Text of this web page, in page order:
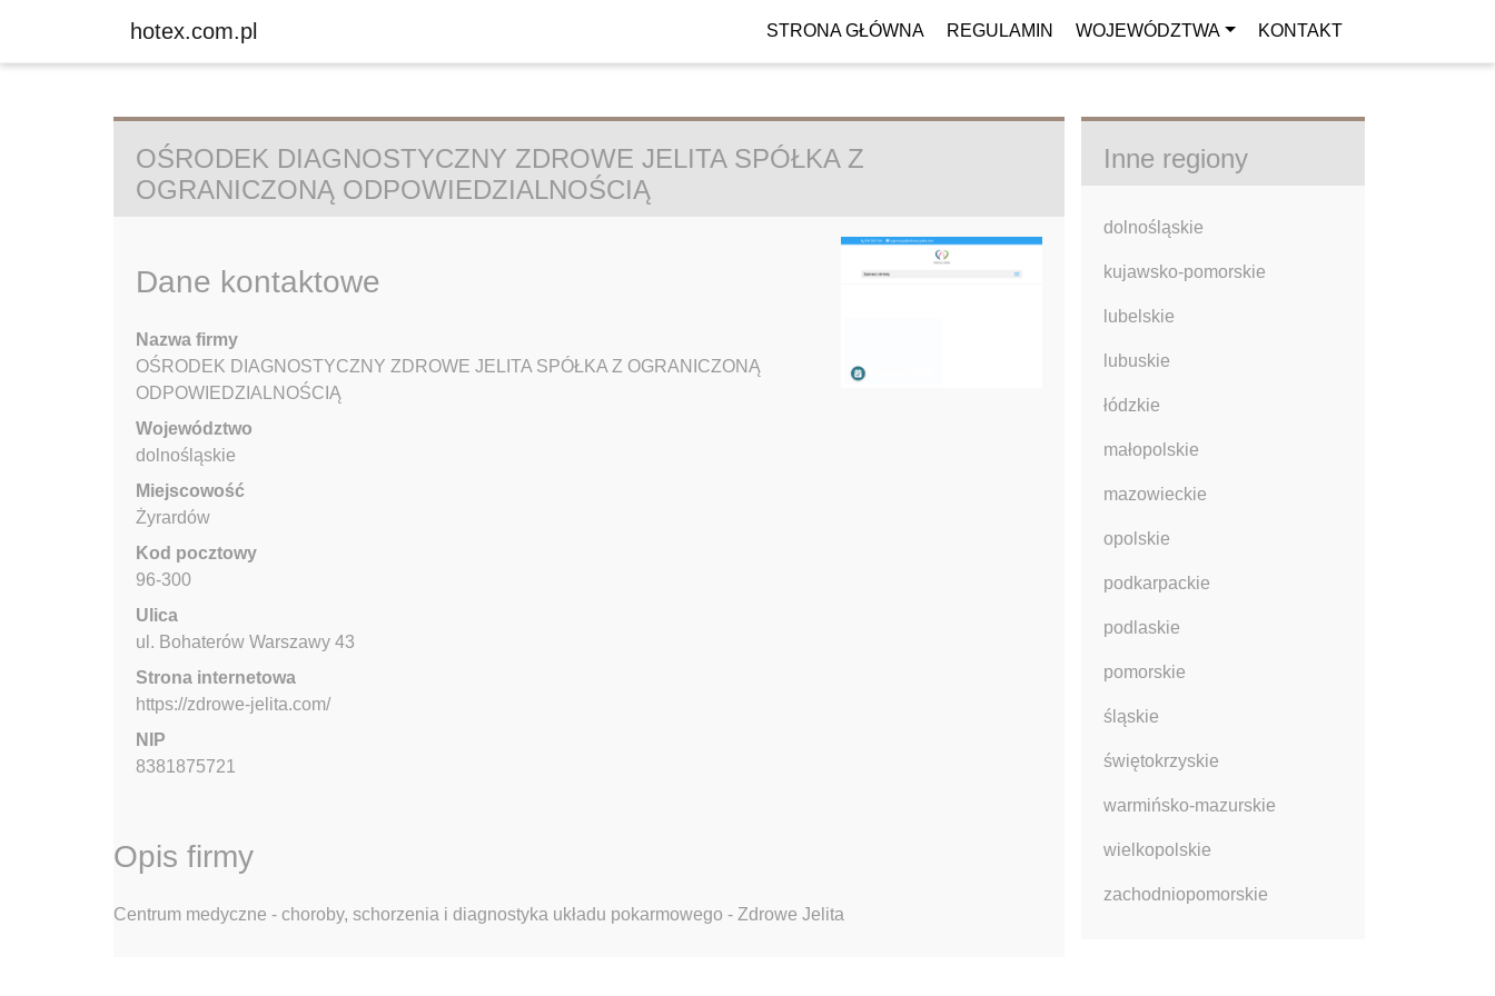
hotex.com.pl STRONA GŁÓWNA REGULAMIN WOJEWÓDZTWA KONTAKT
OŚRODEK DIAGNOSTYCZNY ZDROWE JELITA SPÓŁKA Z
OGRANICZONĄ ODPOWIEDZIALNOŚCIĄ
Dane kontaktowe
Nazwa firmy
OŚRODEK DIAGNOSTYCZNY ZDROWE JELITA SPÓŁKA Z OGRANICZONĄ
ODPOWIEDZIALNOŚCIĄ
Województwo
dolnośląskie
Miejscowość
Żyrardów
Kod pocztowy
96-300
Ulica
ul. Bohaterów Warszawy 43
Strona internetowa
https://zdrowe-jelita.com/
NIP
8381875721
Opis firmy
Centrum medyczne - choroby, schorzenia i diagnostyka układu pokarmowego - Zdrowe Jelita
Inne regiony
dolnośląskie
kujawsko-pomorskie
lubelskie
lubuskie
łódzkie
małopolskie
mazowieckie
opolskie
podkarpackie
podlaskie
pomorskie
śląskie
świętokrzyskie
warmińsko-mazurskie
wielkopolskie
zachodniopomorskie